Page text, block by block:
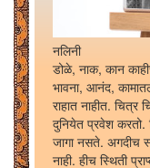
नलिनी
डोळे, नाक, कान
भावना, आनंद,
राहात नाहीत. चित्र
दुनियेत प्रवेश करतो.
जागा नसते. अगदीच
नाही. हीच स्थिती